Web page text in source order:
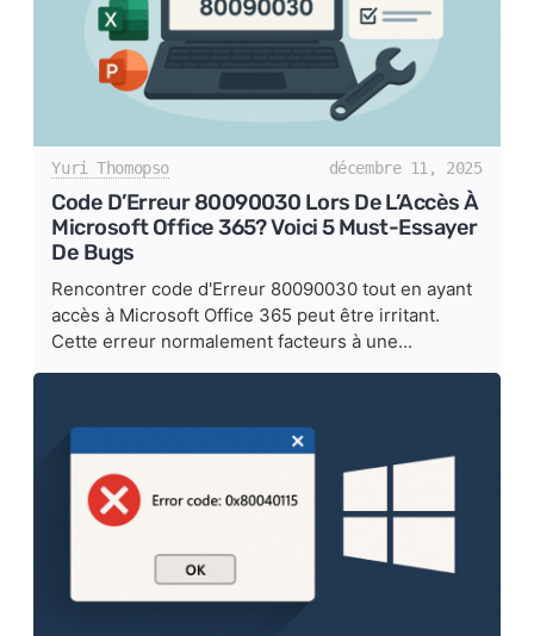
Yuri Thomopso décembre 11, 2025
Code D’Erreur 80090030 Lors De L’Accès À
Microsoft Office 365? Voici 5 Must-Essayer
De Bugs
Rencontrer code d'Erreur 80090030 tout en ayant
accès à Microsoft Office 365 peut être irritant.
Cette erreur normalement facteurs à une...